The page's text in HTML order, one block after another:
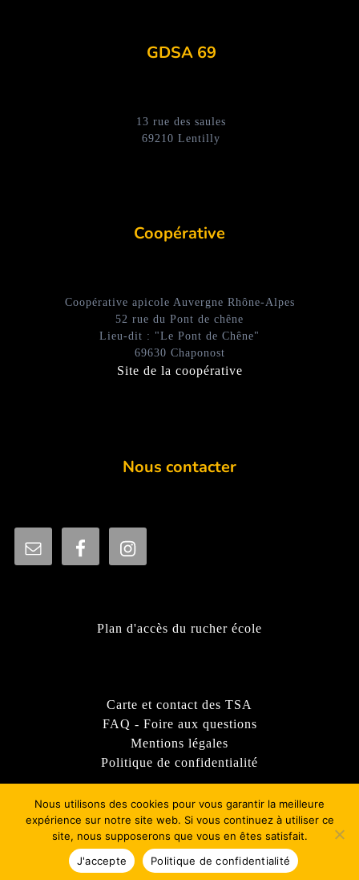
GDSA 69
13 rue des saules
69210 Lentilly
Coopérative
Coopérative apicole Auvergne Rhône-Alpes
52 rue du Pont de chêne
Lieu-dit : "Le Pont de Chêne"
69630 Chaponost
Site de la coopérative
Nous contacter
Plan d'accès du rucher école
Carte et contact des TSA
FAQ - Foire aux questions
Mentions légales
Politique de confidentialité
Thème WordPress Sirat- © 2022 - Syndicat d'apiculture
du Rhône - GDSA69
Nous utilisons des cookies pour vous garantir la meilleure
expérience sur notre site web. Si vous continuez à utiliser ce
site, nous supposerons que vous en êtes satisfait.
J'accepte
Politique de confidentialité